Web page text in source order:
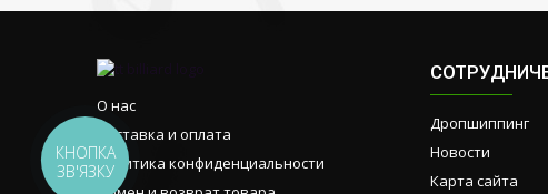
О нас
Доставка и оплата
Политика конфиденциальности
Дропшиппинг
Новости
Карта сайта
КНОПКА
ЗВ'ЯЗКУ